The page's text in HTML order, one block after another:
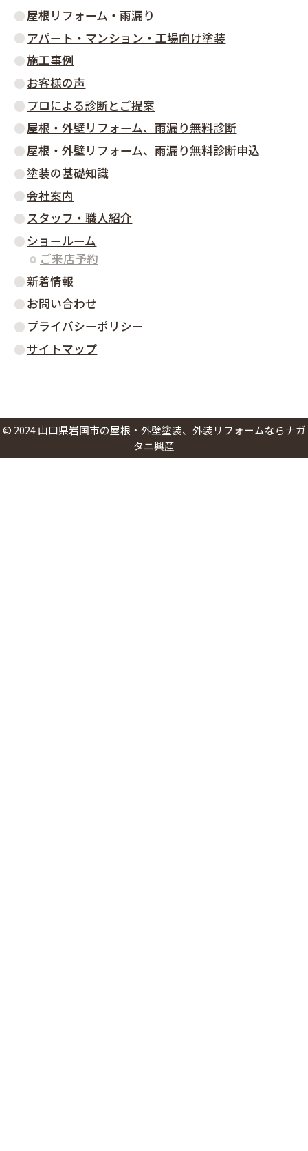
屋根リフォーム・雨漏り
アパート・マンション・工場向け塗装
施工事例
お客様の声
プロによる診断とご提案
屋根・外壁リフォーム、雨漏り無料診断
屋根・外壁リフォーム、雨漏り無料診断申込
塗装の基礎知識
会社案内
スタッフ・職人紹介
ショールーム
ご来店予約
新着情報
お問い合わせ
プライバシーポリシー
サイトマップ
© 2024 山口県岩国市の屋根・外壁塗装、外装リフォームならナガ
タニ興産